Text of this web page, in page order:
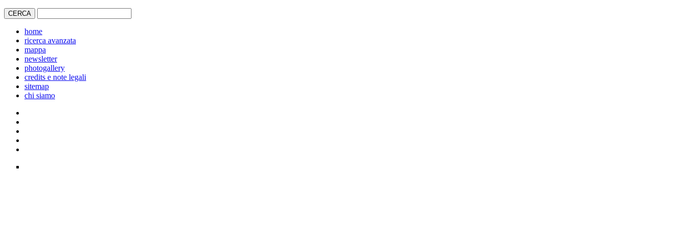
home
ricerca avanzata
mappa
newsletter
photogallery
credits e note legali
sitemap
chi siamo